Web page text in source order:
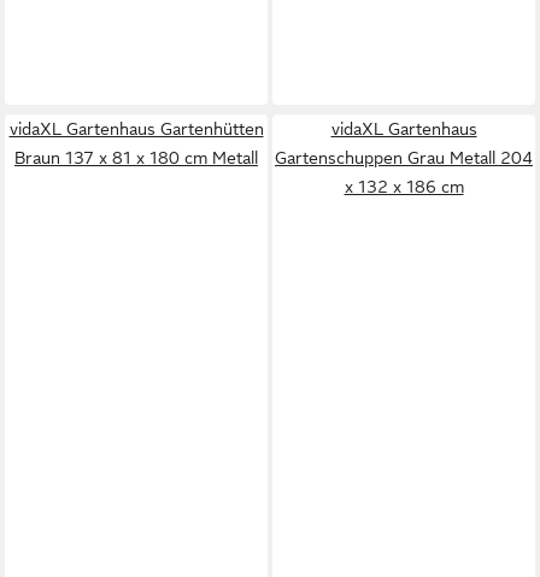
vidaXL Gartenhaus Gartenhütten
Braun 137 x 81 x 180 cm Metall
vidaXL Gartenhaus
Gartenschuppen Grau Metall 204
x 132 x 186 cm